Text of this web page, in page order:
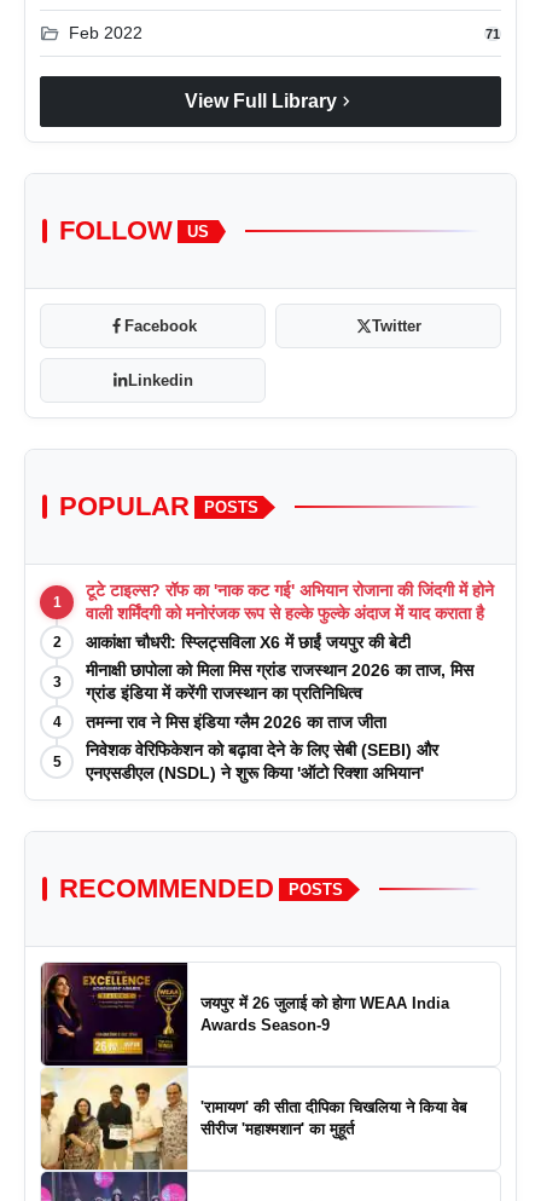
folder_open Feb 2022 71
View Full Library chevron_right
FOLLOW US
Facebook Twitter
Linkedin
POPULAR POSTS
1
टूटे टाइल्स? रॉफ का 'नाक कट गई' अभियान रोजाना की जिंदगी में होने
वाली शर्मिंदगी को मनोरंजक रूप से हल्के फुल्के अंदाज में याद कराता है
2 आकांक्षा चौधरी: स्प्लिट्सविला X6 में छाईं जयपुर की बेटी
3
मीनाक्षी छापोला को मिला मिस ग्रांड राजस्थान 2026 का ताज, मिस
ग्रांड इंडिया में करेंगी राजस्थान का प्रतिनिधित्व
4 तमन्ना राव ने मिस इंडिया ग्लैम 2026 का ताज जीता
5
निवेशक वेरिफिकेशन को बढ़ावा देने के लिए सेबी (SEBI) और
एनएसडीएल (NSDL) ने शुरू किया 'ऑटो रिक्शा अभियान'
RECOMMENDED POSTS
जयपुर में 26 जुलाई को होगा WEAA India
Awards Season-9
'रामायण' की सीता दीपिका चिखलिया ने किया वेब
सीरीज 'महाश्मशान' का मुहूर्त